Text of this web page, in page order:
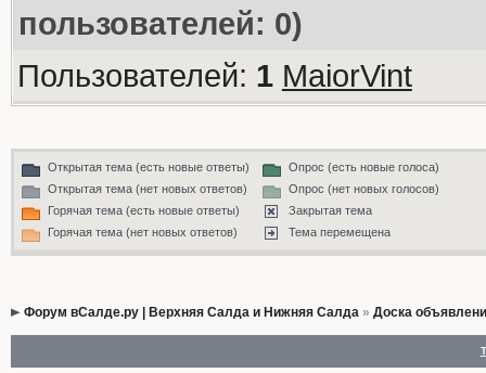
пользователей: 0)
Пользователей: 1 MaiorVint
Открытая тема (есть новые ответы)
Открытая тема (нет новых ответов)
Горячая тема (есть новые ответы)
Горячая тема (нет новых ответов)
Опрос (есть новые голоса)
Опрос (нет новых голосов)
Закрытая тема
Тема перемещена
Форум вСалде.ру | Верхняя Салда и Нижняя Салда» Доска